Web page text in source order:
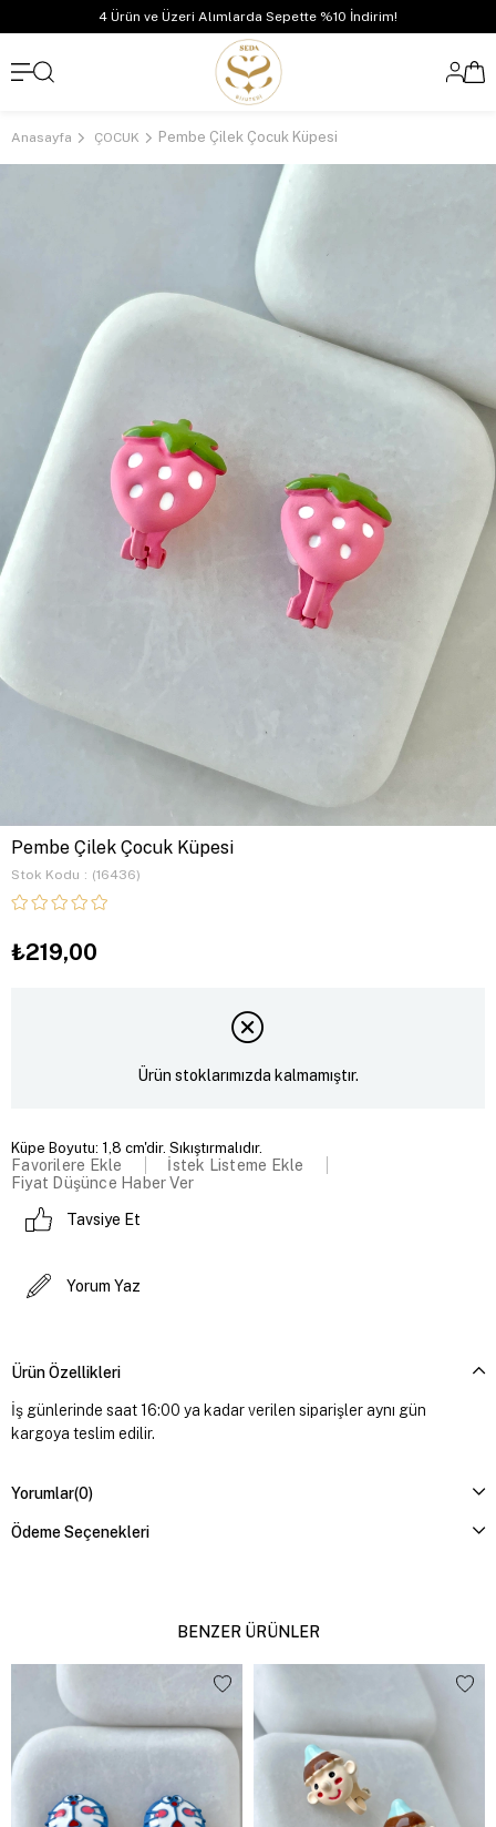
4 Ürün ve Üzeri Alımlarda Sepette %10 İndirim!
Anasayfa ÇOCUK Pembe Çilek Çocuk Küpesi
Pembe Çilek Çocuk Küpesi
Stok Kodu (16436)
₺219,00
Ürün stoklarımızda kalmamıştır.
Küpe Boyutu: 1,8 cm'dir. Sıkıştırmalıdır.
Favorilere Ekle
İstek Listeme Ekle
Fiyat Düşünce Haber Ver
Tavsiye Et
Yorum Yaz
Ürün Özellikleri
İş günlerinde saat 16:00 ya kadar verilen siparişler aynı gün
kargoya teslim edilir.
Yorumlar(0)
Ödeme Seçenekleri
BENZER ÜRÜNLER